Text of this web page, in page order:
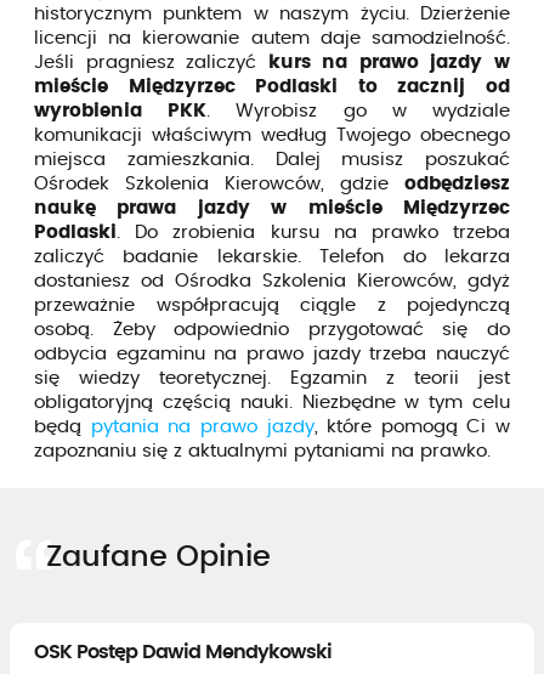
historycznym punktem w naszym życiu. Dzierżenie
licencji na kierowanie autem daje samodzielność.
Jeśli pragniesz zaliczyć
kurs na prawo jazdy w
mieście Międzyrzec Podlaski to zacznij od
wyrobienia PKK . Wyrobisz go w wydziale
komunikacji właściwym według Twojego obecnego
miejsca zamieszkania. Dalej musisz poszukać
Ośrodek Szkolenia Kierowców, gdzie odbędziesz
naukę prawa jazdy w mieście Międzyrzec
Podlaski . Do zrobienia kursu na prawko trzeba
zaliczyć badanie lekarskie. Telefon do lekarza
dostaniesz od Ośrodka Szkolenia Kierowców, gdyż
przeważnie współpracują ciągle z pojedynczą
osobą. Żeby odpowiednio przygotować się do
odbycia egzaminu na prawo jazdy trzeba nauczyć
się wiedzy teoretycznej. Egzamin z teorii jest
obligatoryjną częścią nauki. Niezbędne w tym celu
będą pytania na prawo jazdy, które pomogą Ci w
zapoznaniu się z aktualnymi pytaniami na prawko.
Zaufane Opinie
OSK Postęp Dawid Mendykowski